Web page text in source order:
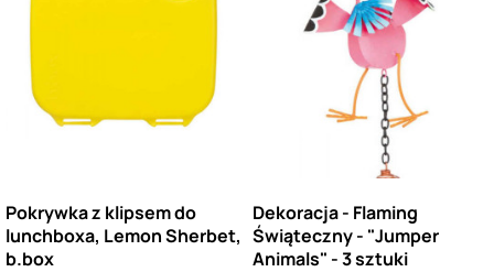
Pokrywka z klipsem do
lunchboxa, Lemon Sherbet,
b.box
Dekoracja - Flaming
Świąteczny - "Jumper
Animals" - 3 sztuki